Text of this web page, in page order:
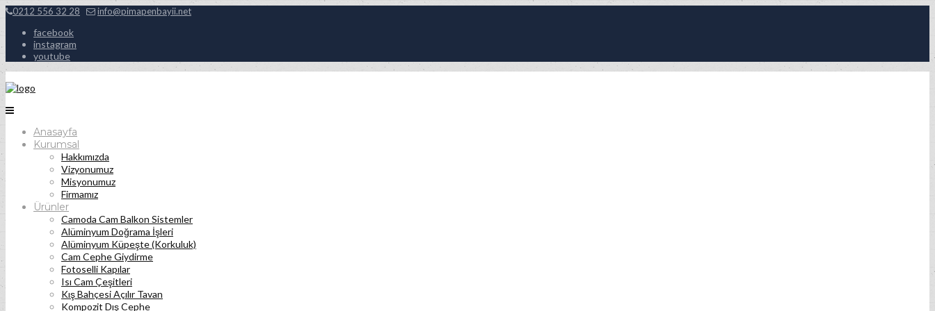
0212 556 32 28 info@pimapenbayii.net
facebook
instagram
youtube
Anasayfa
Kurumsal
Hakkımızda
Vizyonumuz
Misyonumuz
Firmamız
Ürünler
Camoda Cam Balkon Sistemler
Alüminyum Doğrama İşleri
Alüminyum Küpeşte (Korkuluk)
Cam Cephe Giydirme
Fotoselli Kapılar
Isı Cam Çeşitleri
Kış Bahçesi Açılır Tavan
Kompozit Dış Cephe